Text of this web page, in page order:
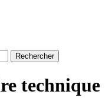
technique